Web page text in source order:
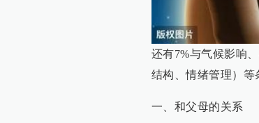
还有7%与气候影响
结构、情绪管理）等
一、和父母的关系